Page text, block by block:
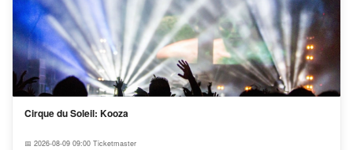
Cirque du Soleil: Kooza
📅 2026-08-09 09:00 Ticketmaster